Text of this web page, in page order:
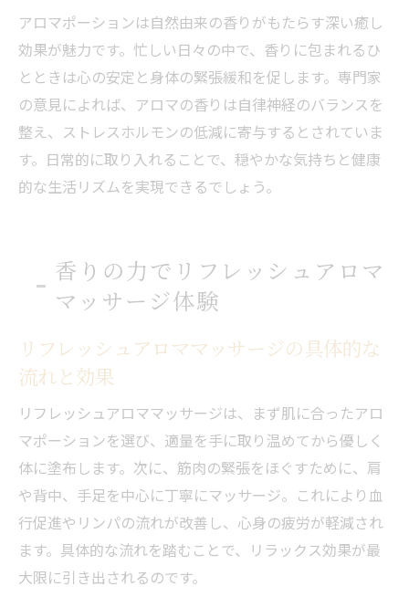
アロマポーションは自然由来の香りがもたらす深い癒し
効果が魅力です。忙しい日々の中で、香りに包まれるひ
とときは心の安定と身体の緊張緩和を促します。専門家
の意見によれば、アロマの香りは自律神経のバランスを
整え、ストレスホルモンの低減に寄与するとされていま
す。日常的に取り入れることで、穏やかな気持ちと健康
的な生活リズムを実現できるでしょう。
香りの力でリフレッシュアロマ
マッサージ体験
リフレッシュアロママッサージの具体的な
流れと効果
リフレッシュアロママッサージは、まず肌に合ったアロ
マポーションを選び、適量を手に取り温めてから優しく
体に塗布します。次に、筋肉の緊張をほぐすために、肩
や背中、手足を中心に丁寧にマッサージ。これにより血
行促進やリンパの流れが改善し、心身の疲労が軽減され
ます。具体的な流れを踏むことで、リラックス効果が最
大限に引き出されるのです。